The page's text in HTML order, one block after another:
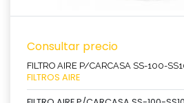
Consultar precio
FILTRO AIRE P/CARCASA SS-100-
FILTROS AIRE